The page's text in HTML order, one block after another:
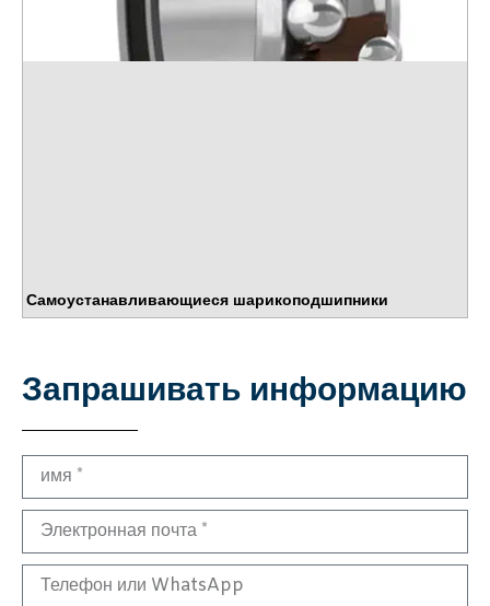
Самоустанавливающиеся шарикоподшипники
Запрашивать информацию